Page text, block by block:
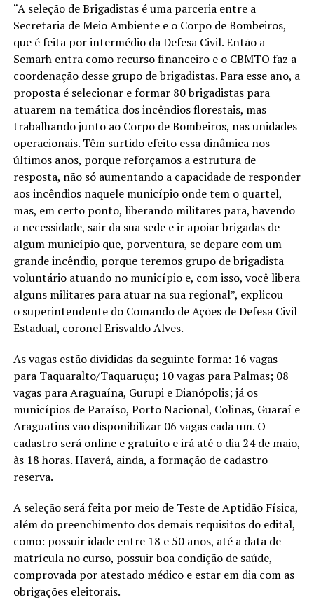
“A seleção de Brigadistas é uma parceria entre a
Secretaria de Meio Ambiente e o Corpo de Bombeiros,
que é feita por intermédio da Defesa Civil. Então a
Semarh entra como recurso financeiro e o CBMTO faz a
coordenação desse grupo de brigadistas. Para esse ano, a
proposta é selecionar e formar 80 brigadistas para
atuarem na temática dos incêndios florestais, mas
trabalhando junto ao Corpo de Bombeiros, nas unidades
operacionais. Têm surtido efeito essa dinâmica nos
últimos anos, porque reforçamos a estrutura de
resposta, não só aumentando a capacidade de responder
aos incêndios naquele município onde tem o quartel,
mas, em certo ponto, liberando militares para, havendo
a necessidade, sair da sua sede e ir apoiar brigadas de
algum município que, porventura, se depare com um
grande incêndio, porque teremos grupo de brigadista
voluntário atuando no município e, com isso, você libera
alguns militares para atuar na sua regional”, explicou
o superintendente do Comando de Ações de Defesa Civil
Estadual, coronel Erisvaldo Alves.
As vagas estão divididas da seguinte forma: 16 vagas
para Taquaralto/Taquaruçu; 10 vagas para Palmas; 08
vagas para Araguaína, Gurupi e Dianópolis; já os
municípios de Paraíso, Porto Nacional, Colinas, Guaraí e
Araguatins vão disponibilizar 06 vagas cada um. O
cadastro será online e gratuito e irá até o dia 24 de maio,
às 18 horas. Haverá, ainda, a formação de cadastro
reserva.
A seleção será feita por meio de Teste de Aptidão Física,
além do preenchimento dos demais requisitos do edital,
como: possuir idade entre 18 e 50 anos, até a data de
matrícula no curso, possuir boa condição de saúde,
comprovada por atestado médico e estar em dia com as
obrigações eleitorais.